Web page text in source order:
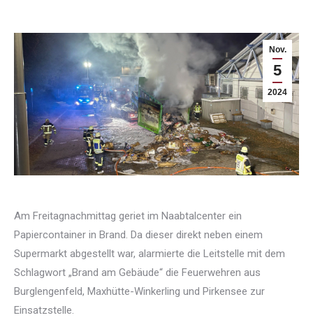
Nov.
5
2024
Am Freitagnachmittag geriet im Naabtalcenter ein
Papiercontainer in Brand. Da dieser direkt neben einem
Supermarkt abgestellt war, alarmierte die Leitstelle mit dem
Schlagwort „Brand am Gebäude“ die Feuerwehren aus
Burglengenfeld, Maxhütte-Winkerling und Pirkensee zur
Einsatzstelle.